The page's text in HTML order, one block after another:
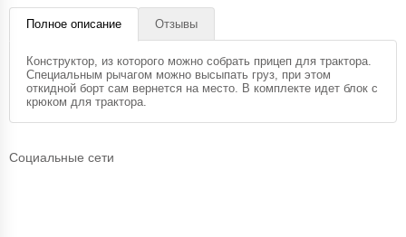
Полное описание Отзывы
Конструктор, из которого можно собрать прицеп для трактора.
Специальным рычагом можно высыпать груз, при этом
откидной борт сам вернется на место. В комплекте идет блок с
крюком для трактора.
Социальные сети